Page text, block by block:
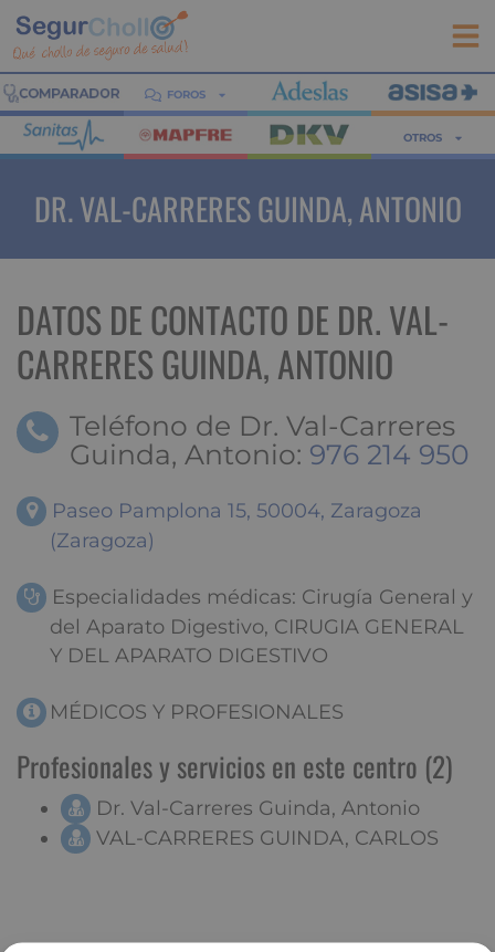
FOROS
OTROS
DR. VAL-CARRERES GUINDA, ANTONIO
DATOS DE CONTACTO DE DR. VAL-
CARRERES GUINDA, ANTONIO
Teléfono de Dr. Val-Carreres
Guinda, Antonio: 976 214 950
Paseo Pamplona 15, 50004, Zaragoza
(Zaragoza)
Especialidades médicas: Cirugía General y
del Aparato Digestivo, CIRUGIA GENERAL
Y DEL APARATO DIGESTIVO
MÉDICOS Y PROFESIONALES
Profesionales y servicios en este centro (2)
Dr. Val-Carreres Guinda, Antonio
VAL-CARRERES GUINDA, CARLOS